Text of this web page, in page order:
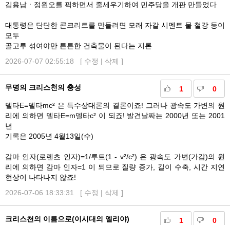
김용남ㆍ정원오를 픽하면서 줄세우기하여 민주당을 개판 만들었다
대통령은 단단한 콘크리트를 만들려면 모래 자갈 시멘트 물 철강 등이
모두
골고루 섞여야만 튼튼한 건축물이 된다는 지론
2026-07-07 02:55:18 [ 수정 | 삭제 ]
1 0
무명의 크리스천의 충성
델타E=델타mc² 은 특수상대론의 결론이죠! 그러나 광속도 가변의 원
리에 의하면 델타E=m델타c² 이 되죠! 발견날짜는 2000년 또는 2001
년
기록은 2005년 4월13일(수)
감마 인자(로렌츠 인자)=1/루트(1 - v²/c²) 은 광속도 가변(가감)의 원
리에 의하면 감마 인자=1 이 되므로 질량 증가, 길이 수축, 시간 지연
현상이 나타나지 않죠!
2026-07-06 18:33:31 [ 수정 | 삭제 ]
1 0
크리스천의 이름으로(이시대의 엘리야)